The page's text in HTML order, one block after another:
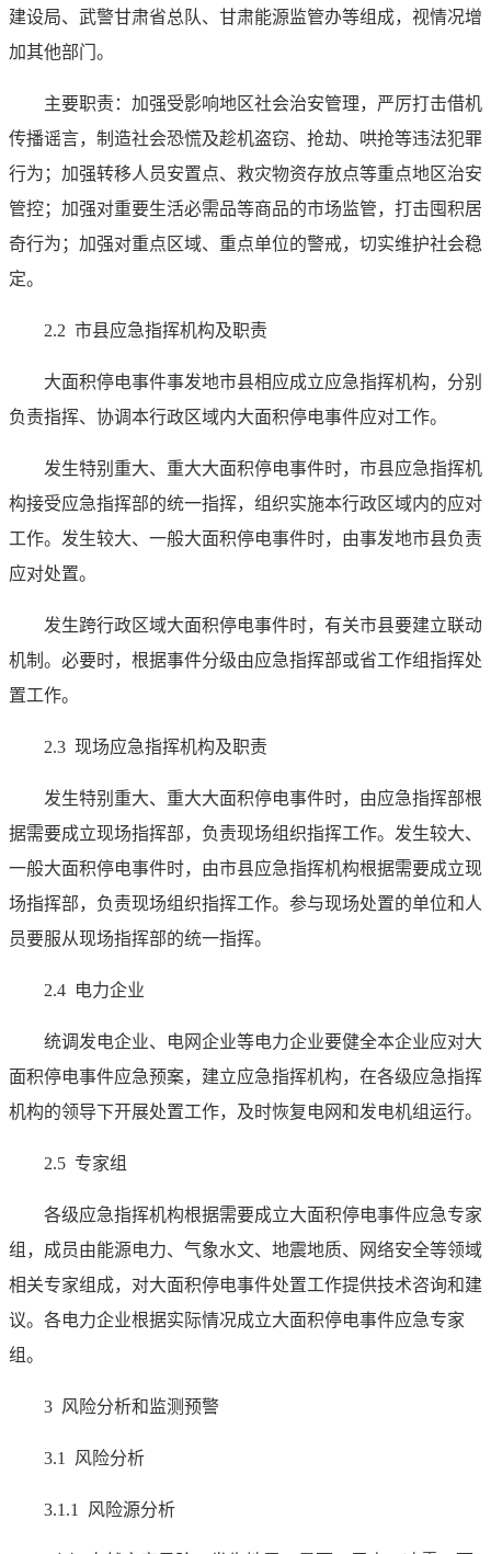
建设局、武警甘肃省总队、甘肃能源监管办等组成，视情况增
加其他部门。
主要职责：加强受影响地区社会治安管理，严厉打击借机
传播谣言，制造社会恐慌及趁机盗窃、抢劫、哄抢等违法犯罪
行为；加强转移人员安置点、救灾物资存放点等重点地区治安
管控；加强对重要生活必需品等商品的市场监管，打击囤积居
奇行为；加强对重点区域、重点单位的警戒，切实维护社会稳
定。
2.2 市县应急指挥机构及职责
大面积停电事件事发地市县相应成立应急指挥机构，分别
负责指挥、协调本行政区域内大面积停电事件应对工作。
发生特别重大、重大大面积停电事件时，市县应急指挥机
构接受应急指挥部的统一指挥，组织实施本行政区域内的应对
工作。发生较大、一般大面积停电事件时，由事发地市县负责
应对处置。
发生跨行政区域大面积停电事件时，有关市县要建立联动
机制。必要时，根据事件分级由应急指挥部或省工作组指挥处
置工作。
2.3 现场应急指挥机构及职责
发生特别重大、重大大面积停电事件时，由应急指挥部根
据需要成立现场指挥部，负责现场组织指挥工作。发生较大、
一般大面积停电事件时，由市县应急指挥机构根据需要成立现
场指挥部，负责现场组织指挥工作。参与现场处置的单位和人
员要服从现场指挥部的统一指挥。
2.4 电力企业
统调发电企业、电网企业等电力企业要健全本企业应对大
面积停电事件应急预案，建立应急指挥机构，在各级应急指挥
机构的领导下开展处置工作，及时恢复电网和发电机组运行。
2.5 专家组
各级应急指挥机构根据需要成立大面积停电事件应急专家
组，成员由能源电力、气象水文、地震地质、网络安全等领域
相关专家组成，对大面积停电事件处置工作提供技术咨询和建
议。各电力企业根据实际情况成立大面积停电事件应急专家
组。
3 风险分析和监测预警
3.1 风险分析
3.1.1 风险源分析